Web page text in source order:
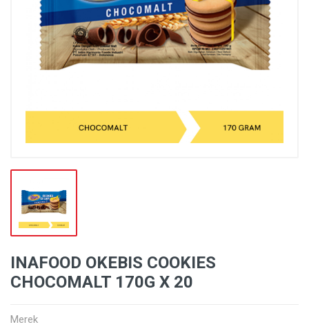
INAFOOD OKEBIS COOKIES
CHOCOMALT 170G X 20
Merek